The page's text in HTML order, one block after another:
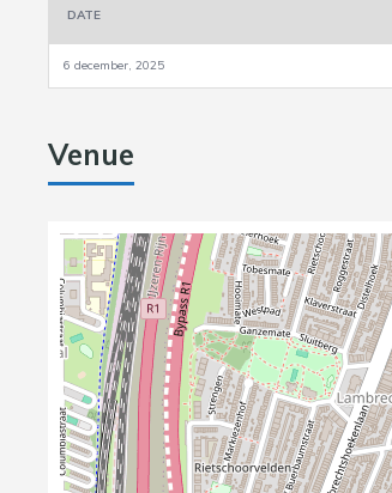
DATE
6 december, 2025
Venue